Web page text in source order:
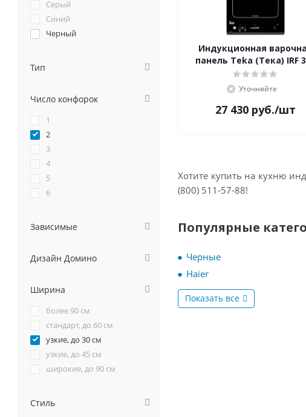
Индукционная
панель Teka (Тека) IRF
Уточняйте
27 430 руб./шт
Хотите купить на кухню
(800) 511-57-88!
Популярные
Черные
Haier
Показать все
Electronicsdeluxe
Elica
Evelux
Fornelli
Franke
Fulgor-Milano
GEFEST
Ginzzu
Gorenje
GRAUDE
HEBERMANN
HOMSair
Jackys
KANZLER
Korting
Krona
Kuchenchef
Kuppersberg
LERAN
Серый
Синий
Черный
Тип
Число конфорок
1
2
3
4
5
6
Зависимые
Дизайн Домино
Ширина
более 90 см
стандарт, до 60 см
узкие, до 30 см
узкие, до 45 см
широкие, до 90 см
Стиль